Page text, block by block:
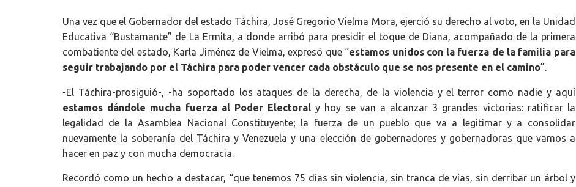
Una vez que el Gobernador del estado Táchira, José Gregorio Vielma Mora, ejerció su derecho al voto, en la Unidad
Educativa “Bustamante” de La Ermita, a donde arribó para presidir el toque de Diana, acompañado de la primera
combatiente del estado, Karla Jiménez de Vielma, expresó que “estamos unidos con la fuerza de la familia para
seguir trabajando por el Táchira para poder vencer cada obstáculo que se nos presente en el camino”.
-El Táchira-prosiguió-, -ha soportado los ataques de la derecha, de la violencia y el terror como nadie y aquí
estamos dándole mucha fuerza al Poder Electoral y hoy se van a alcanzar 3 grandes victorias: ratificar la
legalidad de la Asamblea Nacional Constituyente; la fuerza de un pueblo que va a legitimar y a consolidar
nuevamente la soberanía del Táchira y Venezuela y una elección de gobernadores y gobernadoras que vamos a
hacer en paz y con mucha democracia.
Recordó como un hecho a destacar, “que tenemos 75 días sin violencia, sin tranca de vías, sin derribar un árbol y